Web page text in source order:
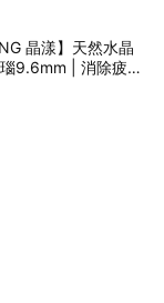
晶漾】天然水晶
9.6mm | 消除疲勞